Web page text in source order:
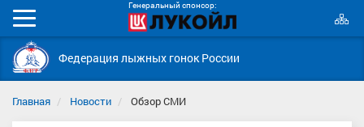
Генеральный спонсор:
Мобильное
меню
Федерация лыжных гонок России
Главная Новости Обзор СМИ